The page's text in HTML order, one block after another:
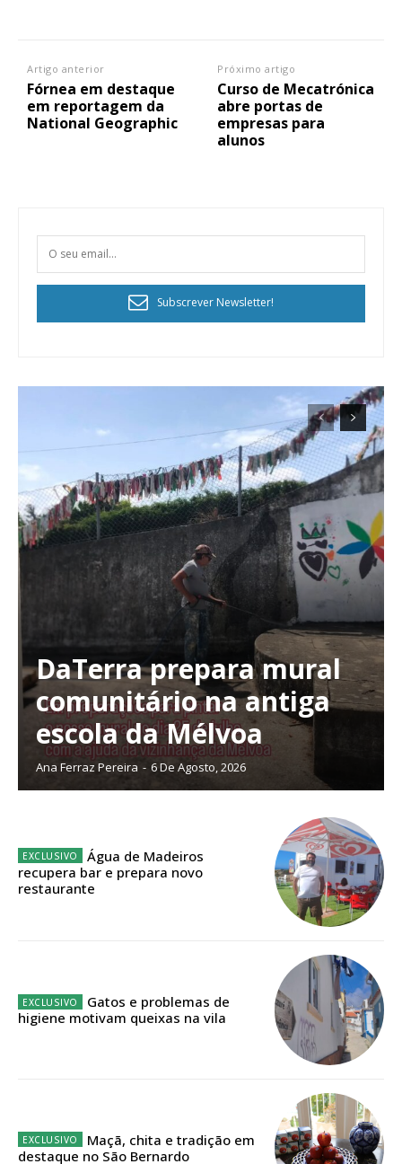
Planos de Assinatura
Faça-se assinante do Região de Cister e ajude-nos a manter este serviço
público!
Sendo assinante terá acesso a todos os conteúdos exclusivos e versões
ASSINATURA
12 meses
Artigo anterior
Fórnea em destaque
em reportagem da
National Geographic
Próximo artigo
Curso de Mecatrónica
abre portas de
empresas para
alunos
Subscrever Newsletter!
DaTerra prepara mural
comunitário na antiga
escola da Mélvoa
Ana Ferraz Pereira - 6 De Agosto, 2026
Água de Madeiros
recupera bar e prepara novo
restaurante
Gatos e problemas de
higiene motivam queixas na vila
Maçã, chita e tradição em
destaque no São Bernardo